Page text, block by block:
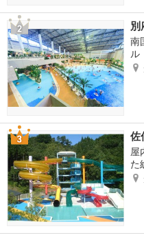
別
南
ル
佐
屋
た